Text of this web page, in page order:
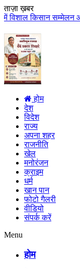
ताज़ा ख़बर
लगभग 87.21
होम
देश
विदेश
राज्य
अपना शहर
राजनीति
खेल
मनोरंजन
क्राइम
धर्म
खान पान
फोटो गैलरी
वीडियो
संपर्क करें
Menu
होम